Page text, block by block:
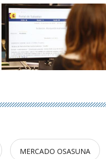
MERCADO OSASUNA